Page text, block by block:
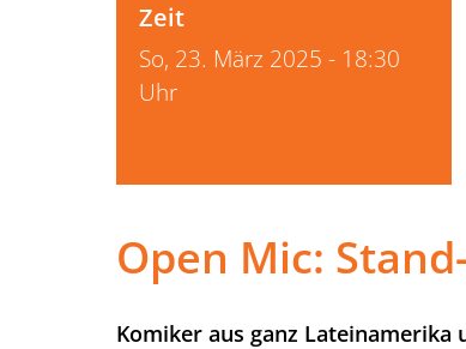
Zeit
So, 23. März 2025 - 18:30
Uhr
Open Mic:
Komiker aus ganz Lateinamerika